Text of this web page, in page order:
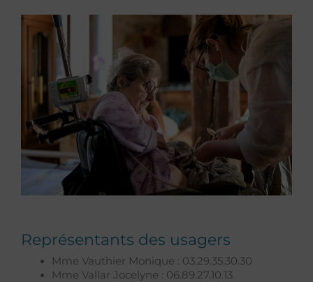
Représentants des usagers
Mme Vauthier Monique : 03.29.35.30.30
Mme Vallar Jocelyne : 06.89.27.10.13